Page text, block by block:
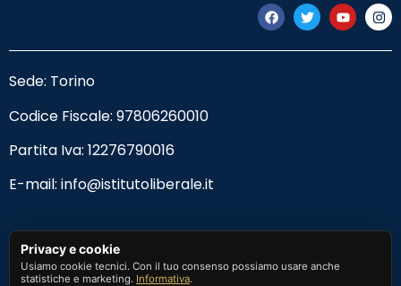
Sede: Torino
Codice Fiscale: 97806260010
Partita Iva: 12276790016
E-mail: info@istitutoliberale.it
Privacy Policy
Privacy e cookie
Usiamo cookie tecnici. Con il tuo consenso possiamo usare anche
statistiche e marketing. Informativa.